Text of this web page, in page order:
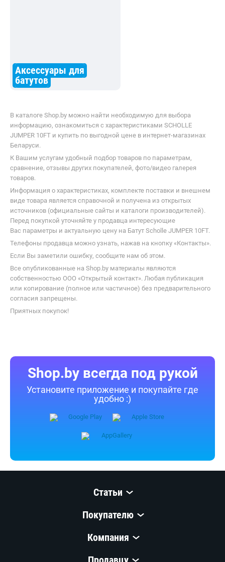
Аксессуары для
батутов
В каталоге Shop.by можно найти необходимую для выбора
информацию, ознакомиться с характеристиками SCHOLLE
JUMPER 10FT и купить по выгодной цене в интернет-магазинах
Беларуси.
К Вашим услугам удобный подбор товаров по параметрам,
сравнение, отзывы других покупателей, фото/видео галерея
товаров.
Информация о характеристиках, комплекте поставки и внешнем
виде товара является справочной и получена из открытых
источников (официальные сайты и каталоги производителей).
Перед покупкой уточняйте у продавца интересующие
Вас параметры и актуальную цену на Батут Scholle JUMPER 10FT.
Телефоны продавца можно узнать, нажав на кнопку «Контакты».
Если Вы заметили ошибку, сообщите нам об этом.
Все опубликованные на Shop.by материалы являются
собственностью ООО «Открытый контакт». Любая публикация
или копирование (полное или частичное) без предварительного
согласия запрещены.
Приятных покупок!
Shop.by всегда под рукой
Установите приложение и покупайте где
удобно :)
Статьи
Покупателю
Компания